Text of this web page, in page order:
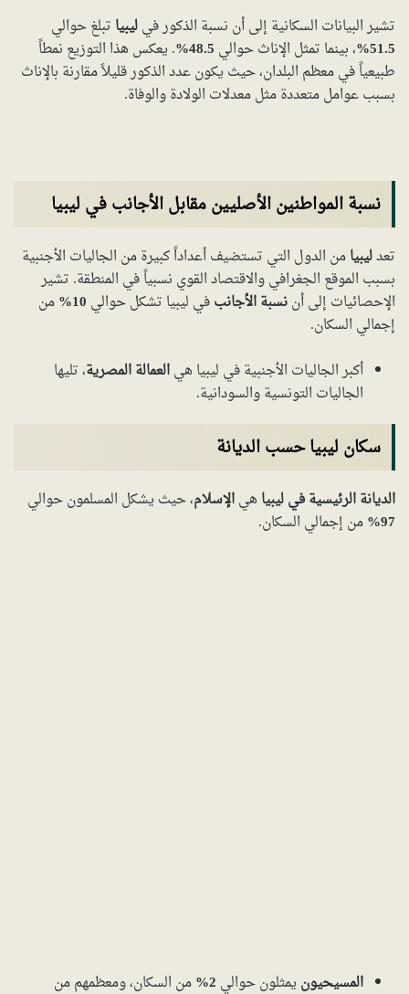
تشير البيانات السكانية إلى أن نسبة الذكور فيليبيا تبلغ حوالي
51.5% ، بينما تمثل الإناث حوالي 48.5% . يعكس هذا التوزيع نمطاً
طبيعياً في معظم البلدان، حيث يكون عدد الذكور قليلاً مقارنة بالإناث
بسبب عوامل متعددة مثل معدلات الولادة والوفاة.
نسبة المواطنين الأصليين مقابل الأجانب في ليبيا
تعدليبيامن الدول التي تستضيف أعداداً كبيرة من الجاليات الأجنبية
بسبب الموقع الجغرافي والاقتصاد القوي نسبياً في المنطقة. تشير
الإحصائيات إلى أننسبة الأجانبفي ليبيا تشكل حوالي 10%
من
إجمالي السكان.
أكبر الجاليات الأجنبية في ليبيا هيالعمالة المصرية، تليها
الجاليات التونسية والسودانية.
سكان ليبيا حسب الديانة
الديانة الرئيسية في ليبيا هيالإسلام، حيث يشكل المسلمون حوالي
97%
من إجمالي السكان.
المسيحيون يمثلون حوالي 2%
من السكان، ومعظمهم من